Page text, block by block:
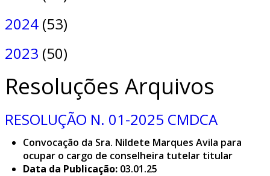
2024 (53)
2023 (50)
Resoluções Arquivos
RESOLUÇÃO N. 01-2025 CMDCA
Convocação da Sra. Nildete Marques Avila para
ocupar o cargo de conselheira tutelar titular
Data da Publicação: 03.01.25